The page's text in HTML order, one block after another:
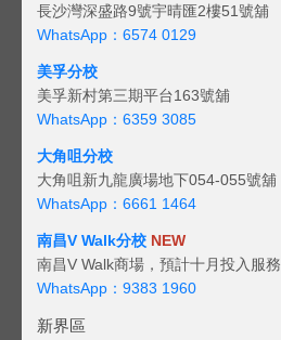
長沙灣深盛路9號宇晴匯2樓51號舖
WhatsApp：6574 0129
美孚分校
美孚新村第三期平台163號舖
WhatsApp：6359 3085
大角咀分校
大角咀新九龍廣場地下054-055號舖
WhatsApp：6661 1464
南昌V Walk分校 NEW
南昌V Walk商場，預計十月投入服務
WhatsApp：9383 1960
新界區